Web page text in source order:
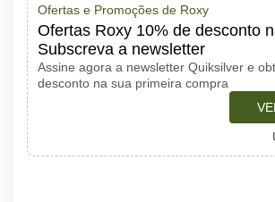
Ofertas e Promoções de Roxy
Ofertas Roxy 10% de desconto
Subscreva a newsletter
Assine agora a newsletter Quiksilver e
desconto na sua primeira compra